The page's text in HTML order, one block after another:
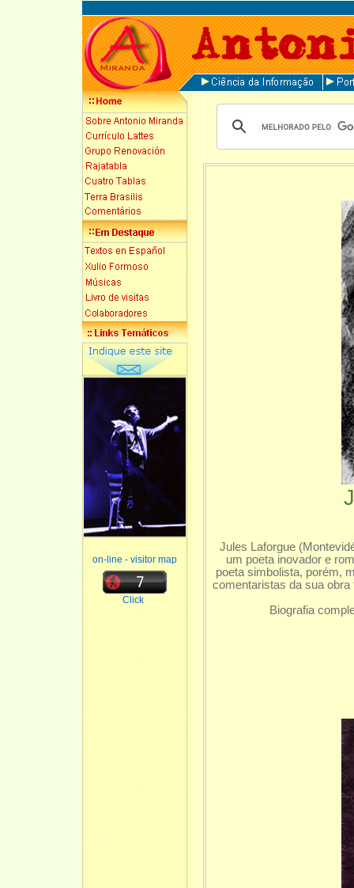
on-line - visitor map
Click
Jules Laforgue
um poeta inovador e
poeta simbolista, porém,
comentaristas da sua
Biografia